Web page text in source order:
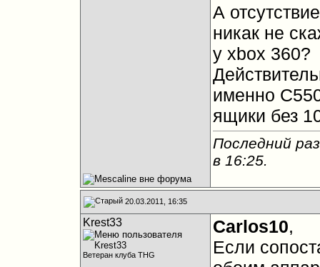
А
никак не
у xbox 360?
именно
ящики без
Последний
в 16:25.
20.03.2011, 16:35
Krest33
Ветеран клуба THG
Carlos10,
Если